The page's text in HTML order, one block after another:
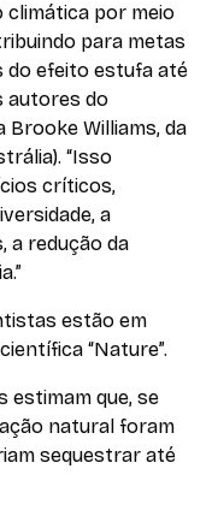
climática por meio
para metas
do efeito estufa até
autores do
Williams, da
“Isso
críticos,
a
a redução da
estão em
“Nature”.
estimam que, se
natural foram
sequestrar até